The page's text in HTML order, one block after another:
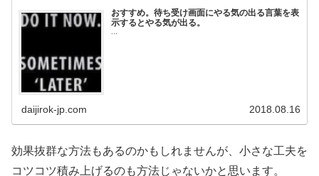
おすすめ。待ち受け画面にやる気の出る言葉を表
示するとやる気が出る。
daijirok-jp.com 2018.08.16
効果抜群な方法もあるのかもしれませんが、小さな工夫を
コツコツ積み上げるのも方法じゃないかと思います。